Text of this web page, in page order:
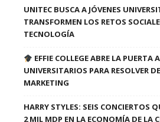
UNITEC BUSCA A JÓVENES
TRANSFORMEN LOS RETOS
TECNOLOGÍA
EFFIE COLLEGE ABRE LA PUERTA
UNIVERSITARIOS PARA RESOLVER
MARKETING
HARRY STYLES: SEIS CONCIERTOS
2 MIL MDP EN LA ECONOMÍA DE LA